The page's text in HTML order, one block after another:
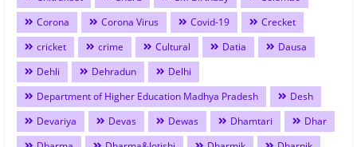
Corona
Corona Virus Covid-19
Crecket
cricket
crime Cultural Datia
Dausa
Dehli
Dehradun
Delhi
Department of Higher Education Madhya Pradesh
Desh
Devariya
Devas Dewas Dhamtari
Dhar